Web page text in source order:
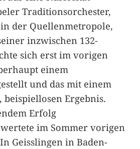
Traditionsorchester,
der Quellenmetropole,
inzwischen 132-
sich erst im vorigen
einem
und das mit einem
Ergebnis.
Erfolg
im Sommer vorigen
Geisslingen in Baden-